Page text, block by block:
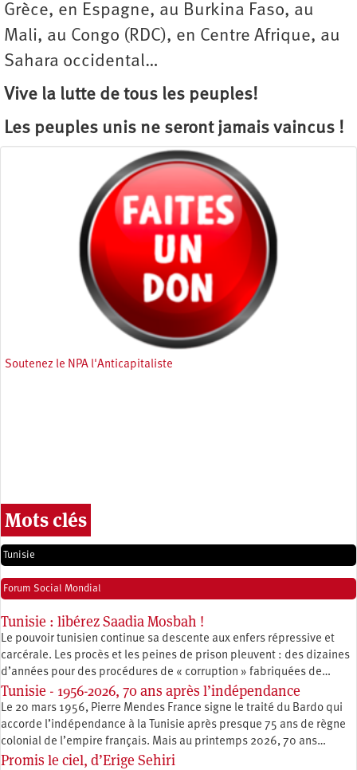
Grèce, en Espagne, au Burkina Faso, au
Mali, au Congo (RDC), en Centre Afrique, au
Sahara occidental…
Vive la lutte de tous les peuples!
Les peuples unis ne seront jamais vaincus !
Soutenez le NPA l'Anticapitaliste
Mots clés
Tunisie
Forum Social Mondial
Tunisie : libérez Saadia Mosbah !
Le pouvoir tunisien continue sa descente aux enfers répressive et
carcérale. Les procès et les peines de prison pleuvent : des dizaines
d’années pour des procédures de « corruption » fabriquées de…
Tunisie - 1956-2026, 70 ans après l’indépendance
Le 20 mars 1956, Pierre Mendes France signe le traité du Bardo qui
accorde l’indépendance à la Tunisie après presque 75 ans de règne
colonial de l’empire français. Mais au printemps 2026, 70 ans…
Promis le ciel, d’Erige Sehiri